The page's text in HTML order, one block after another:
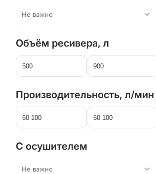
Не важно
Объём ресивера, л
Производительность, л/мин
С осушителем
Не важно